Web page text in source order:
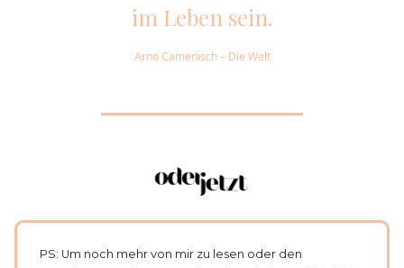
im Leben sein.
Arno Camenisch – Die Welt
PS: Um noch mehr von mir zu lesen oder den